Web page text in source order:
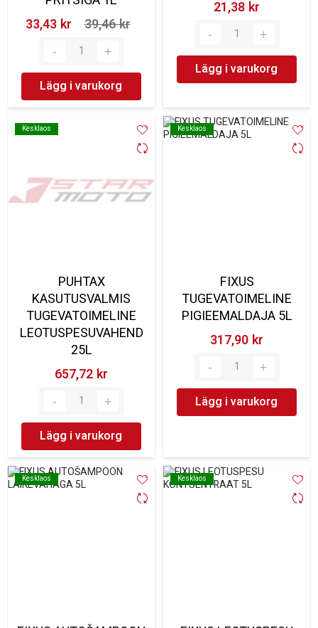
33,43 kr‎
39,46 kr‎
Lägg i varukorg
21,38 kr‎
Lägg i varukorg
Kesklaos
Kesklaos
PUHTAX
KASUTUSVALMIS
TUGEVATOIMELINE
LEOTUSPESUVAHEND
25L
657,72 kr‎
Lägg i varukorg
Kesklaos
Kesklaos
FIXUS
TUGEVATOIMELINE
PIGIEEMALDAJA 5L
317,90 kr‎
Lägg i varukorg
Kesklaos
Kesklaos Kesklaos
Kesklaos